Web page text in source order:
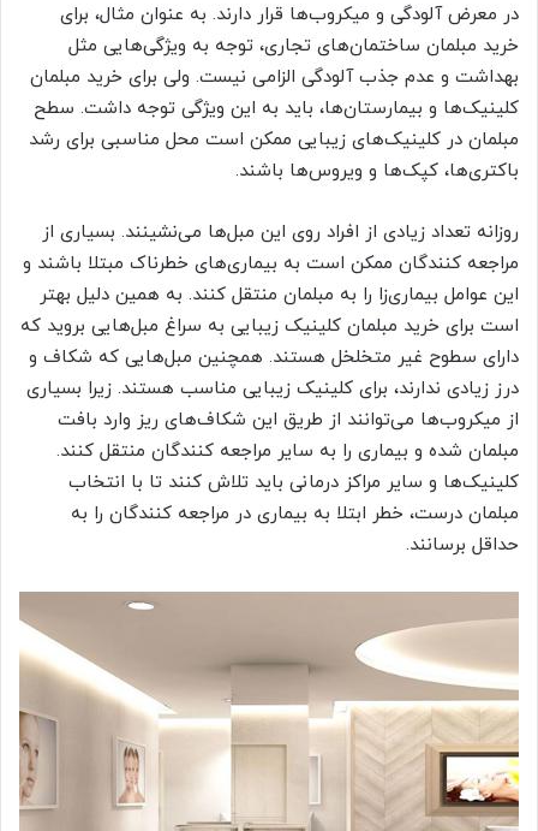
در معرض آلودگی و میکروب‌ها قرار دارند. به عنوان مثال، برای
خرید مبلمان ساختمان‌های تجاری، توجه به ویژگی‌هایی مثل
بهداشت و عدم جذب آلودگی الزامی نیست. ولی برای خرید مبلمان
کلینیک‌ها و بیمارستان‌ها، باید به این ویژگی توجه داشت. سطح
مبلمان در کلینیک‌های زیبایی ممکن است محل مناسبی برای رشد
باکتری‌ها، کپک‌ها و ویروس‌ها باشند.
روزانه تعداد زیادی از افراد روی این مبل‌ها می‌نشینند. بسیاری از
مراجعه کنندگان ممکن است به بیماری‌های خطرناک مبتلا باشند و
این عوامل بیماری‌زا را به مبلمان منتقل کنند. به همین دلیل بهتر
است برای خرید مبلمان کلینیک زیبایی به سراغ مبل‌هایی بروید که
دارای سطوح غیر متخلخل هستند. همچنین مبل‌هایی که شکاف و
درز زیادی ندارند، برای کلینیک زیبایی مناسب هستند. زیرا بسیاری
از میکروب‌ها می‌توانند از طریق این شکاف‌های ریز وارد بافت
مبلمان شده و بیماری را به سایر مراجعه کنندگان منتقل کنند.
کلینیک‌ها و سایر مراکز درمانی باید تلاش کنند تا با انتخاب
مبلمان درست، خطر ابتلا به بیماری در مراجعه کنندگان را به
حداقل برسانند.